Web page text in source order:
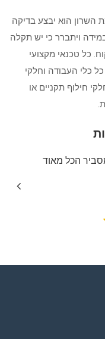
השרון הוא יבצע בדיקה
ויתברר כי יש תקלה
כל טכנאי מקצועי
כלי העבודה וחלקי
חילוף תקניים או
הכל מאוד